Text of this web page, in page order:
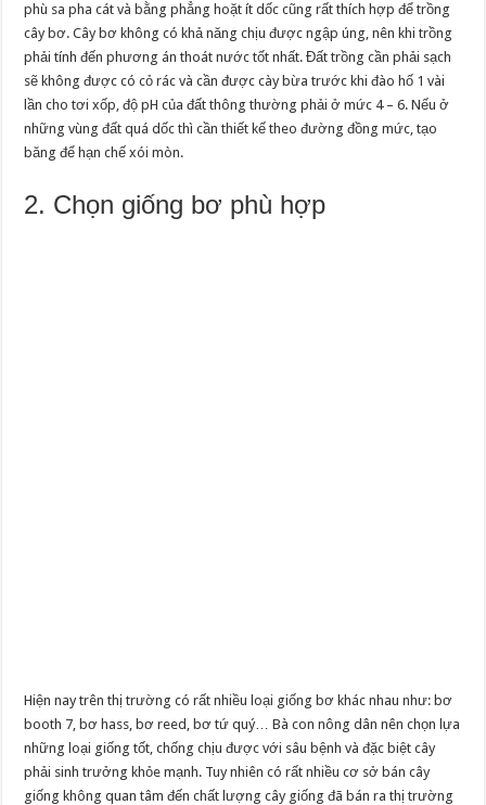
phù sa pha cát và bằng phẳng hoặt ít dốc cũng rất thích hợp để trồng
cây bơ. Cây bơ không có khả năng chịu được ngập úng, nên khi trồng
phải tính đến phương án thoát nước tốt nhất. Đất trồng cần phải sạch
sẽ không được có cỏ rác và cần được cày bừa trước khi đào hố 1 vài
lần cho tơi xốp, độ pH của đất thông thường phải ở mức 4 – 6. Nếu ở
những vùng đất quá dốc thì cần thiết kế theo đường đồng mức, tạo
băng để hạn chế xói mòn.
2. Chọn giống bơ phù hợp
Hiện nay trên thị trường có rất nhiều loại giống bơ khác nhau như: bơ
booth 7, bơ hass, bơ reed, bơ tứ quý… Bà con nông dân nên chọn lựa
những loại giống tốt, chống chịu được với sâu bệnh và đặc biệt cây
phải sinh trưởng khỏe mạnh. Tuy nhiên có rất nhiều cơ sở bán cây
giống không quan tâm đến chất lượng cây giống đã bán ra thị trường